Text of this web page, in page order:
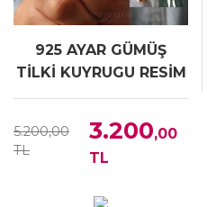
925 AYAR GÜMÜŞ
TİLKİ KUYRUGU RESİM
KOLYE
5.200,00
TL
3.200,00
TL